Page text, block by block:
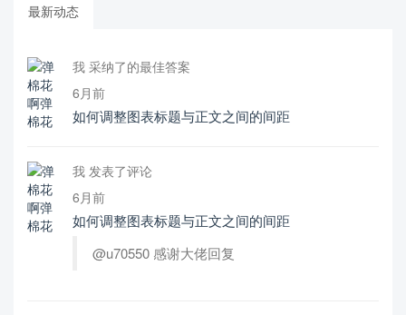
最新动态
我 采纳了的最佳答案
6月前
如何调整图表标题与正文之间的间距
我 发表了评论
6月前
如何调整图表标题与正文之间的间距
@u70550 感谢大佬回复